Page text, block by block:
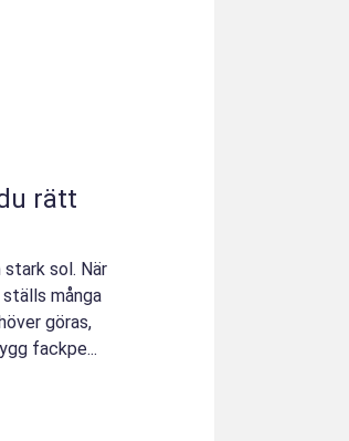
stark sol. När
många
göras,
fackpe...